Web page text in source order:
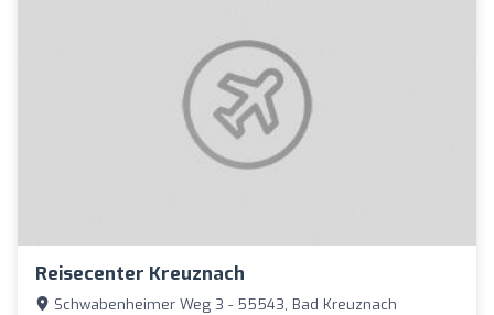
Reisecenter Kreuznach
Schwabenheimer Weg 3 - 55543, Bad Kreuznach